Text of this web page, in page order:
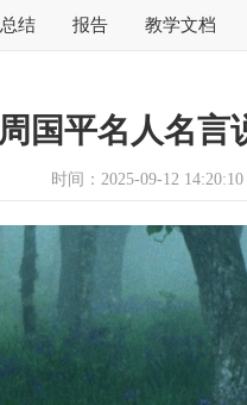
总结 报告 教学文档
周国平名人名言
时间：2025-09-12 14:20:10